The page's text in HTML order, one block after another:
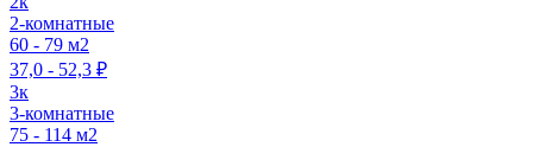
2-комнатные
60 - 79 м2
37,0 - 52,3 ₽
3к
3-комнатные
75 - 114 м2